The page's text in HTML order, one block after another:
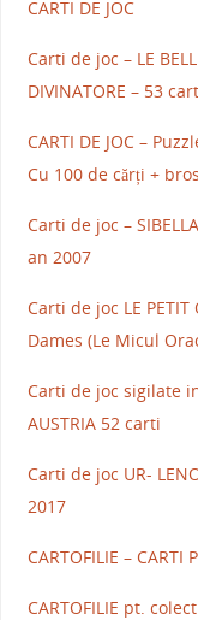
CARTI DE JOC
Carti de joc – LE
DIVINATORE – 53
CARTI DE JOC –
Cu 100 de cărți +
Carti de joc –
an 2007
Carti de joc LE PETIT
Dames (Le Micul
Carti de joc sigilate in
AUSTRIA 52 carti
Carti de joc UR-
2017
CARTOFILIE – CARTI
CARTOFILIE pt.